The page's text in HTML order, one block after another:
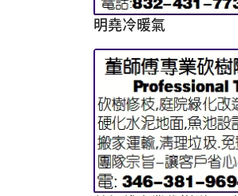
明堯冷暖氣